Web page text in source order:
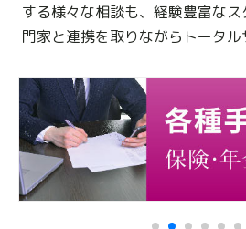
する様々な相談も、 経験豊富な
門家と連携を取りながらトータル